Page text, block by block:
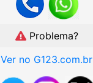
Problema?
Ver no G123.com.br